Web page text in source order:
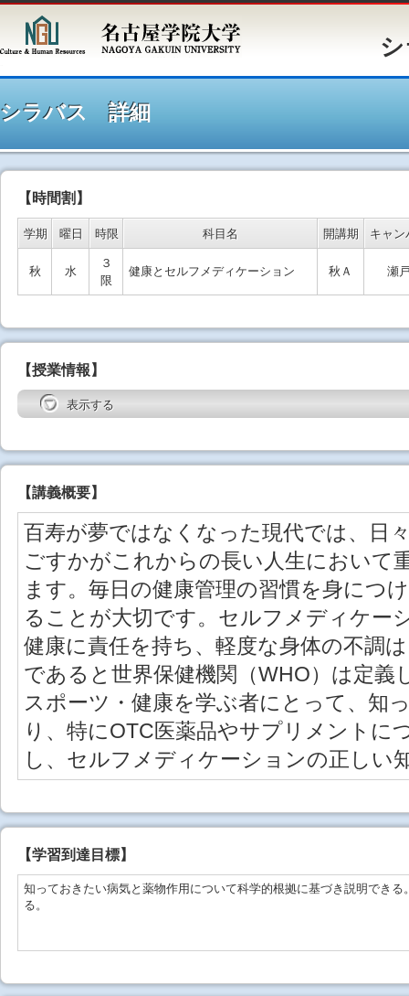
シラバ
シラバス 詳細
【時間割】
学期 曜日 時限 科目名 開講期 キャン
秋 水
３
限
健康とセルフメディケーション 秋Ａ 瀬
【授業情報】
表示する
【講義概要】
百寿が夢ではなくなった現代では、日
ごすかがこれからの長い人生において
ます。毎日の健康管理の習慣を身につ
ることが大切です。セルフメディケー
健康に責任を持ち、軽度な身体の不調
であると世界保健機関（WHO）は定義
スポーツ・健康を学ぶ者にとって、知
り、特にOTC医薬品やサプリメントに
し、セルフメディケーションの正しい
【学習到達目標】
知っておきたい病気と薬物作用について科学的根拠に基づき説明でき
る。